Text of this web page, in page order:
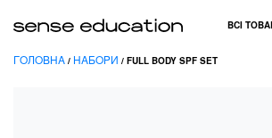
ВСІ
ГОЛОВНА / НАБОРИ / FULL BODY SPF SET